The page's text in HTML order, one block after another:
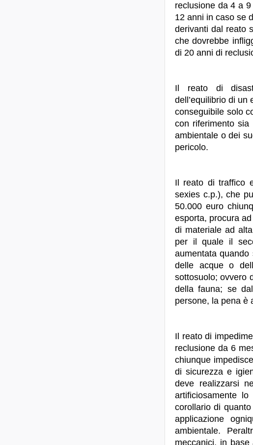
reclusione da 4 a
12 anni in caso se
derivanti dal reato
che dovrebbe
di 20 anni di
Il reato di
dell’equilibrio di
conseguibile solo
con riferimento sia
ambientale o dei
pericolo.
Il reato di traffico
sexies c.p.), che
50.000 euro
esporta, procura
di materiale ad
per il quale il
aumentata quando
delle acque o
sottosuolo; ovvero
della fauna; se
persone, la pena è
Il reato di
reclusione da 6
chiunque
di sicurezza e
deve realizzarsi
artificiosamente
corollario di
applicazione
ambientale.
meccanici, in